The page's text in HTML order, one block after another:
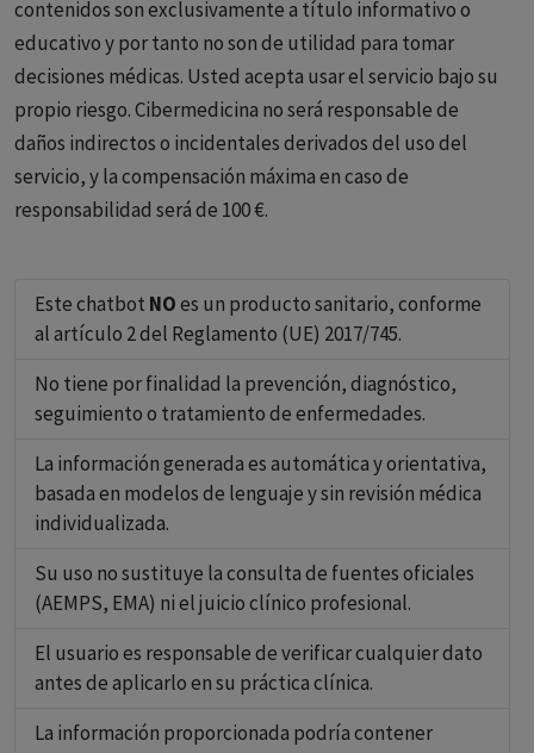
contenidos son exclusivamente a título informativo o
educativo y por tanto no son de utilidad para tomar
decisiones médicas. Usted acepta usar el servicio bajo su
propio riesgo. Cibermedicina no será responsable de
daños indirectos o incidentales derivados del uso del
servicio, y la compensación máxima en caso de
responsabilidad será de 100 €.
Este chatbot NOes un producto sanitario, conforme
al artículo 2 del Reglamento (UE) 2017/745.
No tiene por finalidad la prevención, diagnóstico,
seguimiento o tratamiento de enfermedades.
La información generada es automática y orientativa,
basada en modelos de lenguaje y sin revisión médica
individualizada.
Su uso no sustituye la consulta de fuentes oficiales
(AEMPS, EMA) ni el juicio clínico profesional.
El usuario es responsable de verificar cualquier dato
antes de aplicarlo en su práctica clínica.
La información proporcionada podría contener